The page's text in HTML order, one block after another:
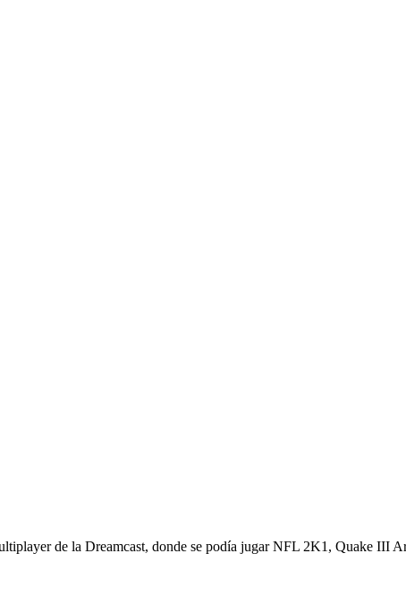
de la Dreamcast, donde se podía jugar NFL 2K1, Quake III